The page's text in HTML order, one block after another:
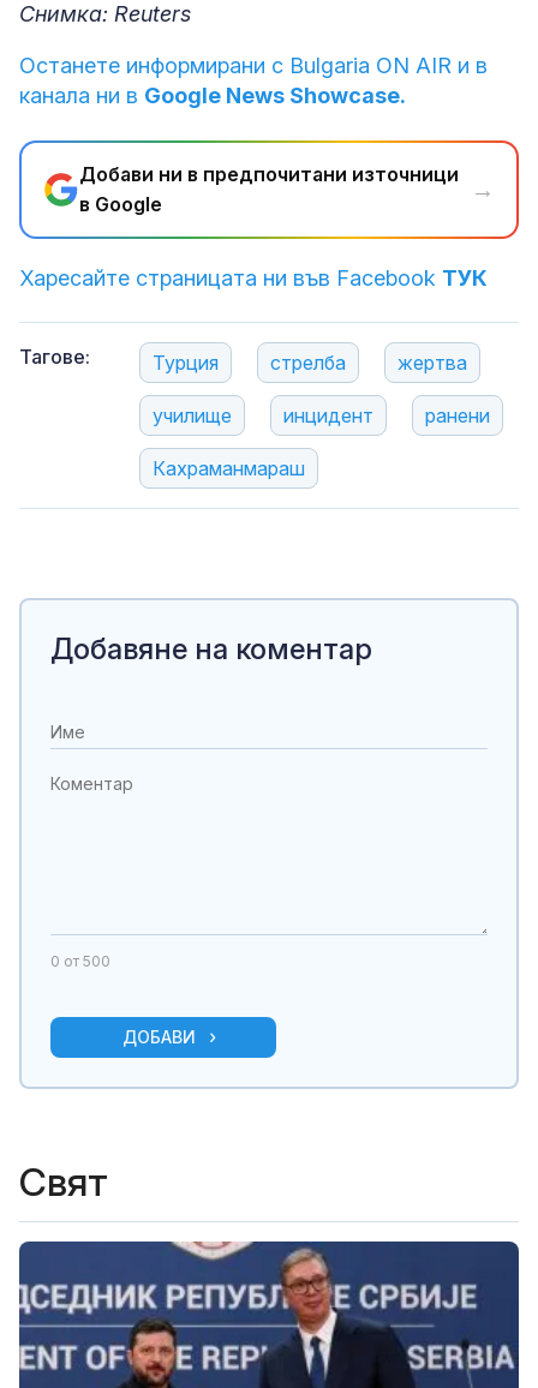
Снимка: Reuters
Останете информирани с Bulgaria ON AIR и в
канала ни в Google News Showcase.
Добави ни в предпочитани източници
в Google
→
Харесайте страницата ни във Facebook ТУК
Тагове: Турция стрелба жертва
училище инцидент ранени
Кахраманмараш
Добавяне на коментар
0 от 500
ДОБАВИ
Свят